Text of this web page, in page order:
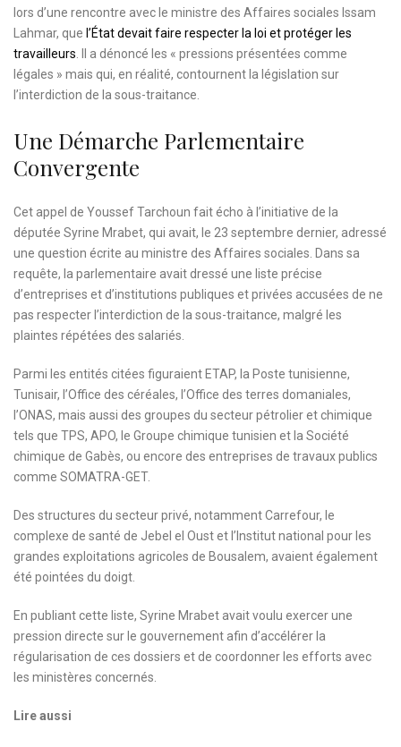
lors d’une rencontre avec le ministre des Affaires sociales Issam
Lahmar, que l’État devait faire respecter la loi et protéger les
travailleurs . Il a dénoncé les « pressions présentées comme
légales » mais qui, en réalité, contournent la législation sur
l’interdiction de la sous-traitance.
Une Démarche Parlementaire
Convergente
Cet appel de Youssef Tarchoun fait écho à l’initiative de la
députée Syrine Mrabet, qui avait, le 23 septembre dernier, adressé
une question écrite au ministre des Affaires sociales. Dans sa
requête, la parlementaire avait dressé une liste précise
d’entreprises et d’institutions publiques et privées accusées de ne
pas respecter l’interdiction de la sous-traitance, malgré les
plaintes répétées des salariés.
Parmi les entités citées figuraient ETAP, la Poste tunisienne,
Tunisair, l’Office des céréales, l’Office des terres domaniales,
l’ONAS, mais aussi des groupes du secteur pétrolier et chimique
tels que TPS, APO, le Groupe chimique tunisien et la Société
chimique de Gabès, ou encore des entreprises de travaux publics
comme SOMATRA-GET.
Des structures du secteur privé, notamment Carrefour, le
complexe de santé de Jebel el Oust et l’Institut national pour les
grandes exploitations agricoles de Bousalem, avaient également
été pointées du doigt.
En publiant cette liste, Syrine Mrabet avait voulu exercer une
pression directe sur le gouvernement afin d’accélérer la
régularisation de ces dossiers et de coordonner les efforts avec
les ministères concernés.
Lire aussi